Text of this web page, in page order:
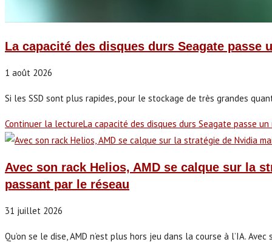
La capacité des disques durs Seagate passe
1 août 2026
Si les SSD sont plus rapides, pour le stockage de très grandes
Continuer la lectureLa capacité des disques durs Seagate passe
Avec son rack Helios, AMD se calque sur la
passant par le réseau
31 juillet 2026
Qu’on se le dise, AMD n’est plus hors jeu dans la course à l’IA.